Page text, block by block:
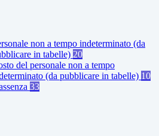
non a tempo indeterminato (da
in tabelle) 20
del personale non a tempo
(da pubblicare in tabelle) 10
33